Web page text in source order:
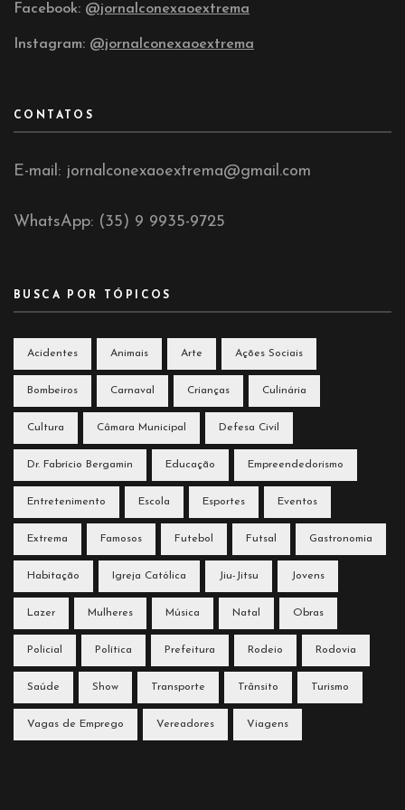
Facebook: @jornalconexaoextrema
Instagram: @jornalconexaoextrema
CONTATOS
E-mail: jornalconexaoextrema@gmail.com
WhatsApp: (35) 9 9935-9725
BUSCA POR TÓPICOS
Acidentes Animais Arte Ações Sociais
Bombeiros Carnaval Crianças Culinária
Cultura Câmara Municipal Defesa Civil
Dr. Fabrício Bergamin Educação Empreendedorismo
Entretenimento Escola Esportes Eventos
Extrema Famosos Futebol Futsal Gastronomia
Habitação Igreja Católica Jiu-Jitsu Jovens
Lazer Mulheres Música Natal Obras
Policial Política Prefeitura Rodeio Rodovia
Saúde Show Transporte Trânsito Turismo
Vagas de Emprego Vereadores Viagens